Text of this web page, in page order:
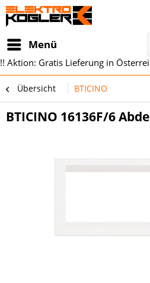
Menü
!! Aktion: Gratis Lieferung in
Übersicht BTICINO
BTICINO 16136F/6